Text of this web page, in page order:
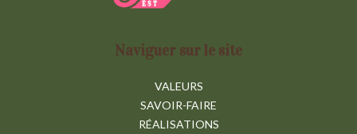
Naviguer sur le site
VALEURS
SAVOIR-FAIRE
RÉALISATIONS